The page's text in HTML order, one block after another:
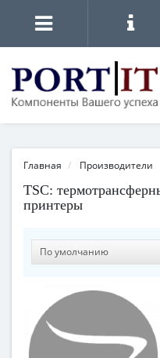
Главная Производители
TSC:
принтеры